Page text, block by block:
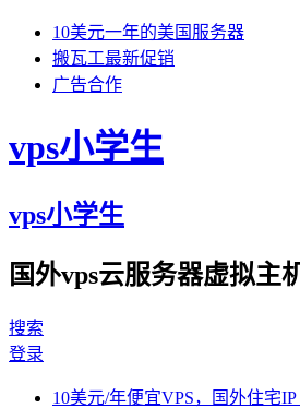
10美元一年的美国服务器
搬瓦工最新促销
广告合作
vps小学生
vps小学生
国外vps云服务器虚拟主
搜索
登录
10美元/年便宜VPS，国外住宅